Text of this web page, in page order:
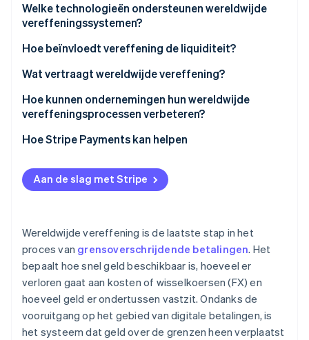
Ontdek hoe Stripe de economische
Nu bekijken
Correspondentbanken en tussenpersonen
Berichten versus vereffening
Gesloten kringloop versus gedeelde platforms
Tijdsbeperkingen
Welke technologieën ondersteunen wereldwijde
vereffeningssystemen?
Gestructureerde, moderne berichten
De opkomst van realtime betalingen en vroege
Aanbieders die de moeilijke delen voor hun rekening
Hoe beïnvloedt vereffening de liquiditeit?
Contant geld blijft onderweg hangen
Banken houden nog meer geld vast
Onzekerheid zorgt voor overvoorbereiding
Valutarisico’s maken het nog erger
Wat vertraagt wereldwijde vereffening?
Versnipperde normen
Te veel tussenpersonen
Niet-overeenkomende openingstijden
Overbodige compliancecontroles
Hoe kunnen ondernemingen hun wereldwijde
vereffeningsprocessen verbeteren?
Gebruik providers met lokale integraties
Kies verstandige vereffeningsvaluta’s
Verbeter de kwaliteit en timing van gegevens
Hoe Stripe Payments kan helpen
Aan de slag met Stripe
Wereldwijde vereffening is de laatste stap in het
proces van grensoverschrijdende betalingen. Het
bepaalt hoe snel geld beschikbaar is, hoeveel er
verloren gaat aan kosten of wisselkoersen (FX) en
hoeveel geld er ondertussen vastzit. Ondanks de
vooruitgang op het gebied van digitale betalingen, is
het systeem dat geld over de grenzen heen verplaatst